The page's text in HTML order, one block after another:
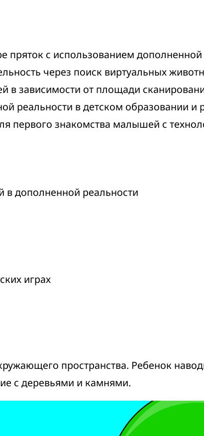
с использованием дополненной
через поиск виртуальных
в зависимости от площади
реальности в детском образовании и
первого знакомства малышей с
в дополненной реальности
играх
пространства. Ребенок
с деревьями и камнями.